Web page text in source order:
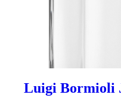
Luigi Bormioli